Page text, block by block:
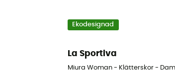
Ekodesignad
La Sportiva
Miura Woman - Klätterskor - Dam